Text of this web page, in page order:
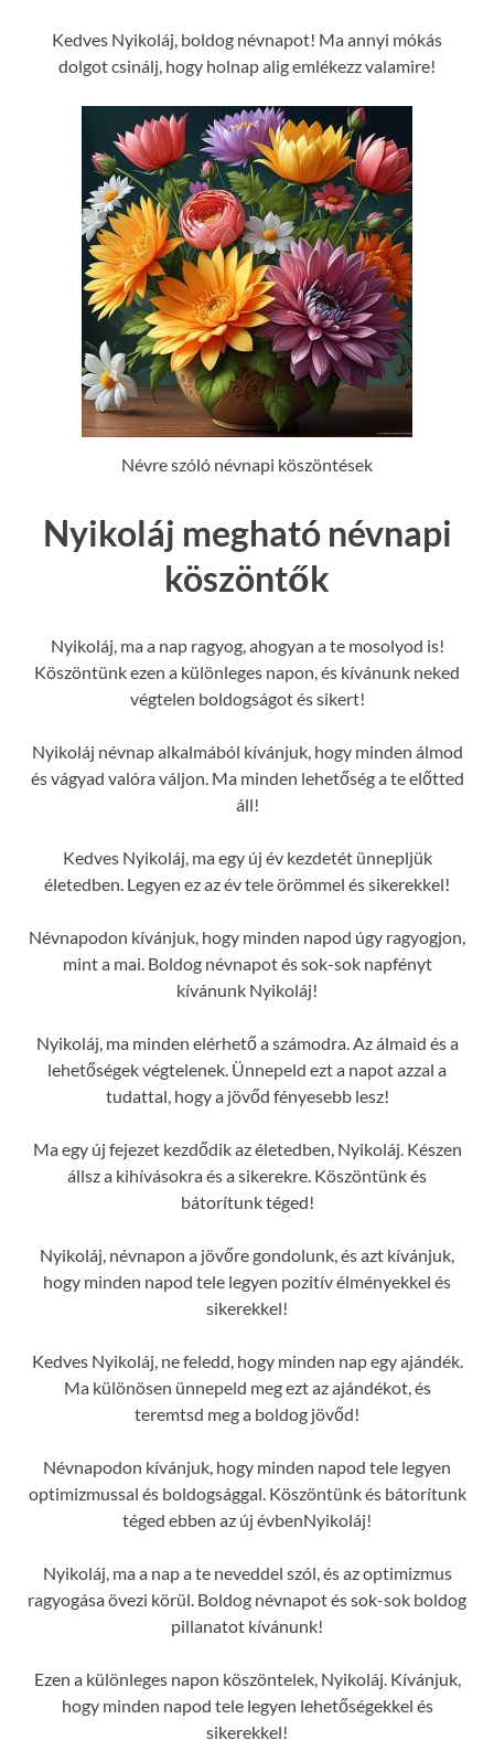
Kedves Nyikoláj, boldog névnapot! Ma annyi mókás
dolgot csinálj, hogy holnap alig emlékezz valamire!
Névre szóló névnapi köszöntések
Nyikoláj megható névnapi
köszöntők
Nyikoláj, ma a nap ragyog, ahogyan a te mosolyod is!
Köszöntünk ezen a különleges napon, és kívánunk neked
végtelen boldogságot és sikert!
Nyikoláj névnap alkalmából kívánjuk, hogy minden álmod
és vágyad valóra váljon. Ma minden lehetőség a te előtted
áll!
Kedves Nyikoláj, ma egy új év kezdetét ünnepljük
életedben. Legyen ez az év tele örömmel és sikerekkel!
Névnapodon kívánjuk, hogy minden napod úgy ragyogjon,
mint a mai. Boldog névnapot és sok-sok napfényt
kívánunk Nyikoláj!
Nyikoláj, ma minden elérhető a számodra. Az álmaid és a
lehetőségek végtelenek. Ünnepeld ezt a napot azzal a
tudattal, hogy a jövőd fényesebb lesz!
Ma egy új fejezet kezdődik az életedben, Nyikoláj. Készen
állsz a kihívásokra és a sikerekre. Köszöntünk és
bátorítunk téged!
Nyikoláj, névnapon a jövőre gondolunk, és azt kívánjuk,
hogy minden napod tele legyen pozitív élményekkel és
sikerekkel!
Kedves Nyikoláj, ne feledd, hogy minden nap egy ajándék.
Ma különösen ünnepeld meg ezt az ajándékot, és
teremtsd meg a boldog jövőd!
Névnapodon kívánjuk, hogy minden napod tele legyen
optimizmussal és boldogsággal. Köszöntünk és bátorítunk
téged ebben az új évbenNyikoláj!
Nyikoláj, ma a nap a te neveddel szól, és az optimizmus
ragyogása övezi körül. Boldog névnapot és sok-sok boldog
pillanatot kívánunk!
Ezen a különleges napon köszöntelek, Nyikoláj. Kívánjuk,
hogy minden napod tele legyen lehetőségekkel és
sikerekkel!